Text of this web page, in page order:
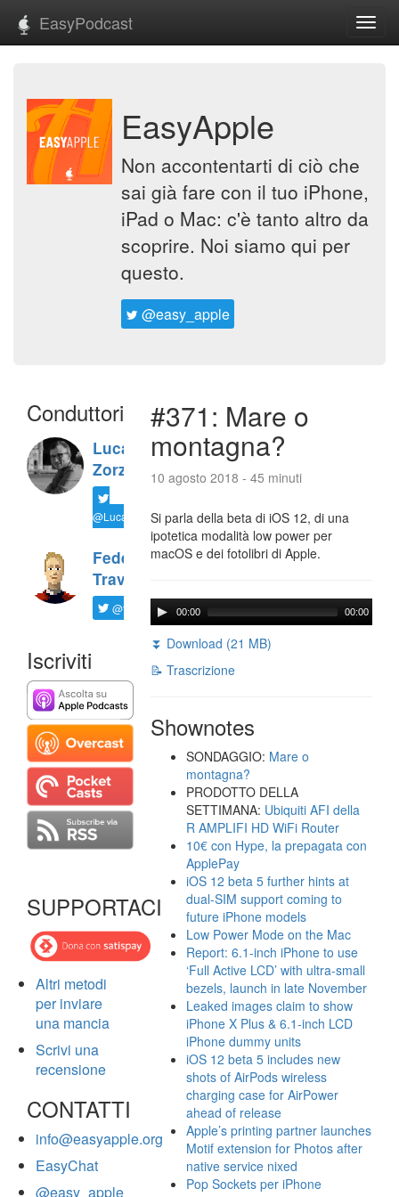
EasyPodcast
EasyApple
Non accontentarti di ciò che
sai già fare con il tuo iPhone,
iPad o Mac: c'è tanto altro da
scoprire. Noi siamo qui per
questo.
@easy_apple
Conduttori
Luca
Zorzi
@LucaTNT
Federico
Travaini
@ftrava
Iscriviti
SUPPORTACI
Altri metodi
per inviare
una mancia
Scrivi una
recensione
CONTATTI
info@easyapple.org
EasyChat
@easy_apple
#371: Mare o
montagna?
10 agosto 2018 - 45 minuti
Si parla della beta di iOS 12, di una
ipotetica modalità low power per
macOS e dei fotolibri di Apple.
00:00 00:00
⏬ Download (21 MB)
📝 Trascrizione
Shownotes
SONDAGGIO: Mare o
montagna?
PRODOTTO DELLA
SETTIMANA: Ubiquiti AFI della
R AMPLIFI HD WiFi Router
10€ con Hype, la prepagata con
ApplePay
iOS 12 beta 5 further hints at
dual-SIM support coming to
future iPhone models
Low Power Mode on the Mac
Report: 6.1-inch iPhone to use
‘Full Active LCD’ with ultra-small
bezels, launch in late November
Leaked images claim to show
iPhone X Plus & 6.1-inch LCD
iPhone dummy units
iOS 12 beta 5 includes new
shots of AirPods wireless
charging case for AirPower
ahead of release
Apple’s printing partner launches
Motif extension for Photos after
native service nixed
Pop Sockets per iPhone